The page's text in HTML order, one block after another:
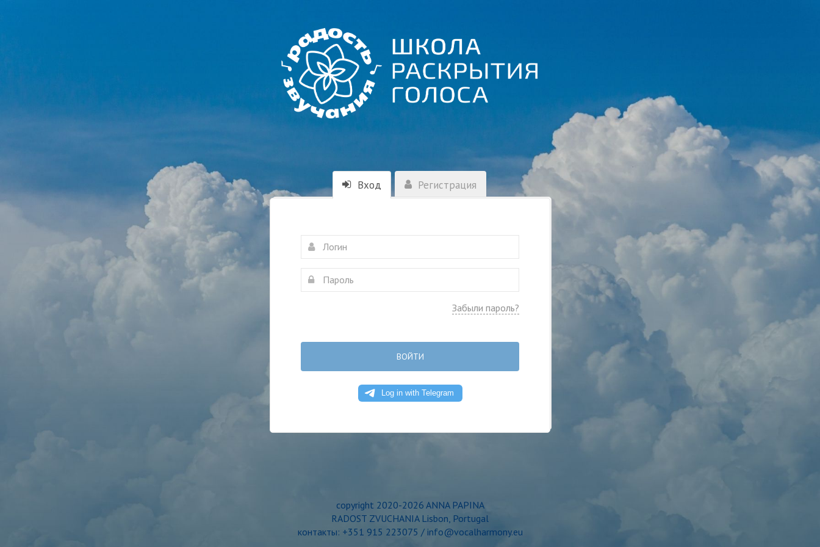
Вход Регистрация
Забыли пароль?
ВОЙТИ
copyright 2020-2026 ANNA PAPINA
RADOST ZVUCHANIA Lisbon, Portugal
контакты: +351 915 223075 / info@vocalharmony.eu